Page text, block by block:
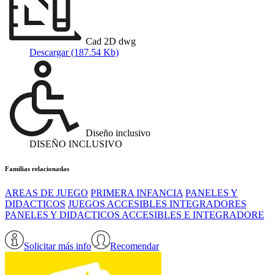
Cad 2D dwg
Descargar (187.54 Kb)
Diseño inclusivo
DISEÑO INCLUSIVO
Familias relacionadas
AREAS DE JUEGO PRIMERA INFANCIA PANELES Y
DIDACTICOS JUEGOS ACCESIBLES INTEGRADORES
PANELES Y DIDACTICOS ACCESIBLES E INTEGRADORE
Solicitar más info Recomendar